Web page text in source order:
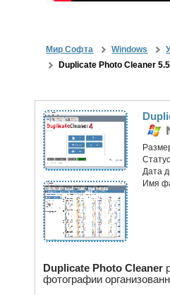
Мир Софта Windows
Duplicate Photo Cleaner
Дата
Имя
Duplicate Photo Cleaner
фотографии